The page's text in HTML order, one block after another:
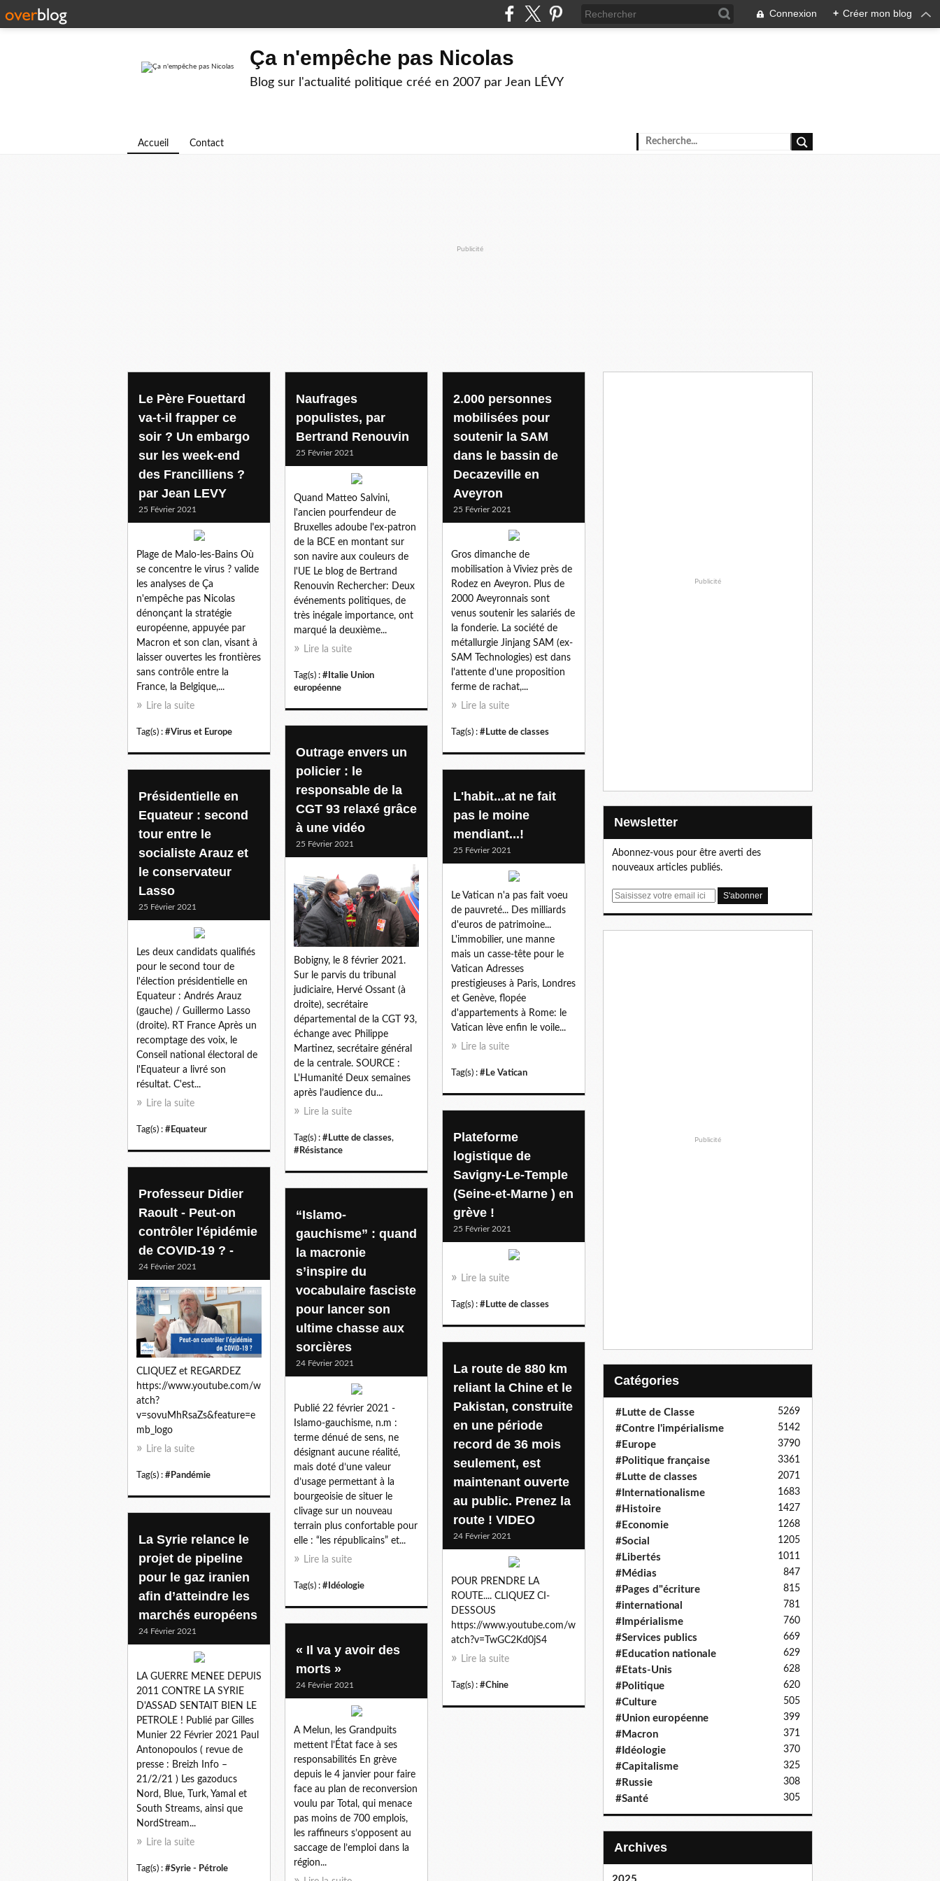
Connexion + Créer mon blog
Ça n'empêche pas Nicolas
Blog sur l'actualité politique créé en 2007 par Jean LÉVY
Accueil Contact
Publicité
Le Père Fouettard
va-t-il frapper ce
soir ? Un embargo
sur les week-end
des Francilliens ?
par Jean LEVY
25 Février 2021
Plage de Malo-les-Bains Où
se concentre le virus ? valide
les analyses de Ça
n'empêche pas Nicolas
dénonçant la stratégie
européenne, appuyée par
Macron et son clan, visant à
laisser ouvertes les frontières
sans contrôle entre la
France, la Belgique,...
Lire la suite
Tag(s) : #Virus et Europe
Naufrages
populistes, par
Bertrand Renouvin
25 Février 2021
Quand Matteo Salvini,
l'ancien pourfendeur de
Bruxelles adoube l'ex-patron
de la BCE en montant sur
son navire aux couleurs de
l'UE Le blog de Bertrand
Renouvin Rechercher: Deux
événements politiques, de
très inégale importance, ont
marqué la deuxième...
Lire la suite
Tag(s) : #Italie Union
européenne
2.000 personnes
mobilisées pour
soutenir la SAM
dans le bassin de
Decazeville en
Aveyron
25 Février 2021
Gros dimanche de
mobilisation à Viviez près de
Rodez en Aveyron. Plus de
2000 Aveyronnais sont
venus soutenir les salariés de
la fonderie. La société de
métallurgie Jinjang SAM (ex-
SAM Technologies) est dans
l'attente d'une proposition
ferme de rachat,...
Lire la suite
Tag(s) : #Lutte de classes
Outrage envers un
policier : le
responsable de la
CGT 93 relaxé grâce
à une vidéo
25 Février 2021
Bobigny, le 8 février 2021.
Sur le parvis du tribunal
judiciaire, Hervé Ossant (à
droite), secrétaire
départemental de la CGT 93,
échange avec Philippe
Martinez, secrétaire général
de la centrale. SOURCE :
L'Humanité Deux semaines
après l’audience du...
Lire la suite
Tag(s) : #Lutte de classes,
#Résistance
Présidentielle en
Equateur : second
tour entre le
socialiste Arauz et
le conservateur
Lasso
25 Février 2021
Les deux candidats qualifiés
pour le second tour de
l'élection présidentielle en
Equateur : Andrés Arauz
(gauche) / Guillermo Lasso
(droite). RT France Après un
recomptage des voix, le
Conseil national électoral de
l'Equateur a livré son
résultat. C'est...
Lire la suite
Tag(s) : #Equateur
L'habit...at ne fait
pas le moine
mendiant...!
25 Février 2021
Le Vatican n'a pas fait voeu
de pauvreté... Des milliards
d'euros de patrimoine...
L'immobilier, une manne
mais un casse-tête pour le
Vatican Adresses
prestigieuses à Paris, Londres
et Genève, flopée
d'appartements à Rome: le
Vatican lève enfin le voile...
Lire la suite
Tag(s) : #Le Vatican
Plateforme
logistique de
Savigny-Le-Temple
(Seine-et-Marne ) en
grève !
25 Février 2021
Lire la suite
Tag(s) : #Lutte de classes
Professeur Didier
Raoult - Peut-on
contrôler l'épidémie
de COVID-19 ? -
24 Février 2021
CLIQUEZ et REGARDEZ
https://www.youtube.com/w
atch?
v=sovuMhRsaZs&feature=e
mb_logo
Lire la suite
Tag(s) : #Pandémie
“Islamo-
gauchisme” : quand
la macronie
s’inspire du
vocabulaire fasciste
pour lancer son
ultime chasse aux
sorcières
24 Février 2021
Publié 22 février 2021 -
Islamo-gauchisme, n.m :
terme dénué de sens, ne
désignant aucune réalité,
mais doté d’une valeur
d’usage permettant à la
bourgeoisie de situer le
clivage sur un nouveau
terrain plus confortable pour
elle : “les républicains” et...
Lire la suite
Tag(s) : #Idéologie
La route de 880 km
reliant la Chine et le
Pakistan, construite
en une période
record de 36 mois
seulement, est
maintenant ouverte
au public. Prenez la
route ! VIDEO
24 Février 2021
POUR PRENDRE LA
ROUTE.... CLIQUEZ CI-
DESSOUS
https://www.youtube.com/w
atch?v=TwGC2Kd0jS4
Lire la suite
Tag(s) : #Chine
La Syrie relance le
projet de pipeline
pour le gaz iranien
afin d’atteindre les
marchés européens
24 Février 2021
LA GUERRE MENEE DEPUIS
2011 CONTRE LA SYRIE
D'ASSAD SENTAIT BIEN LE
PETROLE ! Publié par Gilles
Munier 22 Février 2021 Paul
Antonopoulos ( revue de
presse : Breizh Info –
21/2/21 ) Les gazoducs
Nord, Blue, Turk, Yamal et
South Streams, ainsi que
NordStream...
Lire la suite
Tag(s) : #Syrie - Pétrole
« Il va y avoir des
morts »
24 Février 2021
A Melun, les Grandpuits
mettent l’État face à ses
responsabilités En grève
depuis le 4 janvier pour faire
face au plan de reconversion
voulu par Total, qui menace
pas moins de 700 emplois,
les raffineurs s’opposent au
saccage de l’emploi dans la
région...
Publicité
Newsletter
Abonnez-vous pour être averti des
nouveaux articles publiés.
E
Publicité
Catégories
#Lutte de Classe 5269
#Contre l'impérialisme 5142
#Europe 3790
#Politique française 3361
#Lutte de classes 2071
#Internationalisme 1683
#Histoire 1427
#Economie 1268
#Social 1205
#Libertés 1011
#Médias 847
#Pages d"écriture 815
#international 781
#Impérialisme 760
#Services publics 669
#Education nationale 629
#Etats-Unis 628
#Politique 620
#Culture 505
#Union européenne 399
#Macron 371
#Idéologie 370
#Capitalisme 325
#Russie 308
#Santé 305
Archives